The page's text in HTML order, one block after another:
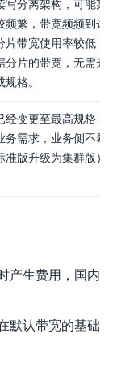
分离架构，可能某
繁，带宽频频到达
带宽使用率较低，
片的带宽，无需升
格。
变更至最高规格，
需求，业务侧不希
版升级为集群版）
产生费用，国内
默认带宽的基础